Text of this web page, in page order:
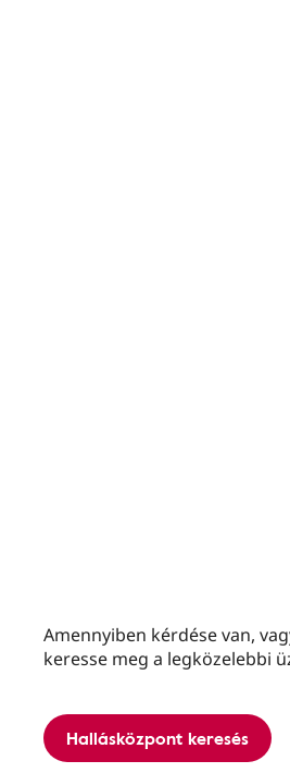
Amennyiben kérdése van,
keresse meg a legközelebbi
Hallásközpont keresés